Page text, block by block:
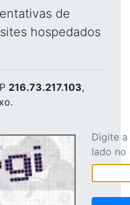
de
hospedados
216.73.217.103,
Digite
lado no